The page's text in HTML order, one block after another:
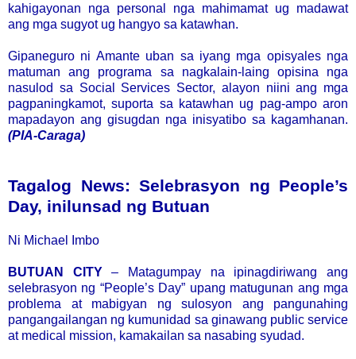
kahigayonan nga personal nga mahimamat ug madawat
ang mga sugyot ug hangyo sa katawhan.
Gipaneguro ni Amante uban sa iyang mga opisyales nga
matuman ang programa sa nagkalain-laing opisina nga
nasulod sa Social Services Sector, alayon niini ang mga
pagpaningkamot, suporta sa katawhan ug pag-ampo aron
mapadayon ang gisugdan nga inisyatibo sa kagamhanan.
(PIA-Caraga)
Tagalog News: Selebrasyon ng People’s
Day, inilunsad ng Butuan
Ni Michael Imbo
BUTUAN CITY– Matagumpay na ipinagdiriwang ang
selebrasyon ng “People’s Day” upang matugunan ang mga
problema at mabigyan ng sulosyon ang pangunahing
pangangailangan ng kumunidad sa ginawang public service
at medical mission, kamakailan sa nasabing syudad.